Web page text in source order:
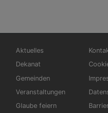
Hauptnavigation
Aktuelles
Dekanat
Gemeinden
Veranstaltungen
Glaube feiern